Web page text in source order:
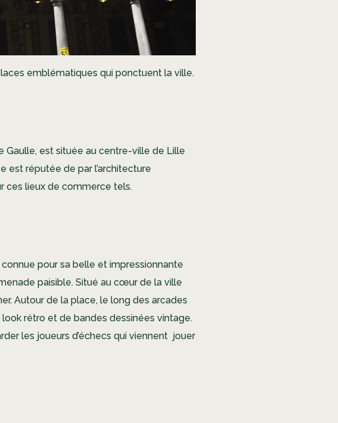
emblématiques qui ponctuent la ville.
Gaulle, est située au centre-ville de Lille
est réputée de par l’architecture
ces lieux de commerce tels.
pour sa belle et impressionnante
paisible. Situé au cœur de la ville
Autour de la place, le long des arcades
look rétro et de bandes dessinées vintage.
les joueurs d’échecs qui viennent jouer